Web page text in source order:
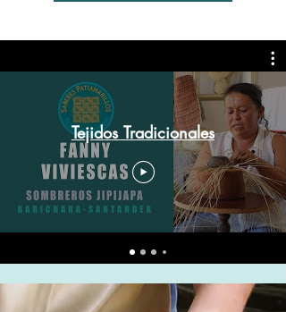
Tejidos Tradicionales